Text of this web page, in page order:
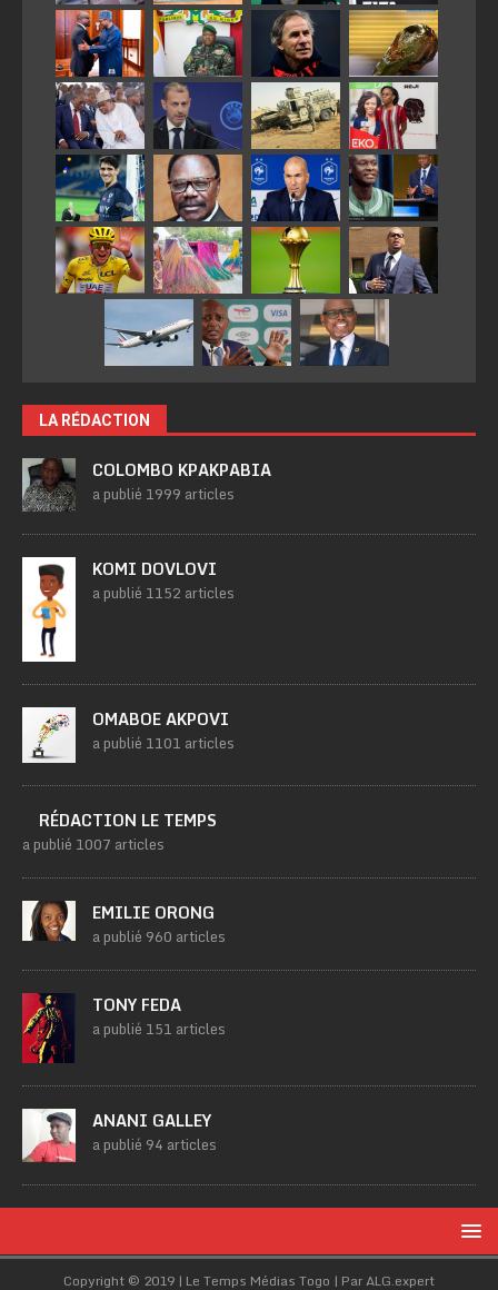
LA RÉDACTION
COLOMBO KPAKPABIA
a publié 1999 articles
KOMI DOVLOVI
a publié 1152 articles
OMABOE AKPOVI
a publié 1101 articles
RÉDACTION LE TEMPS
a publié 1007 articles
EMILIE ORONG
a publié 960 articles
TONY FEDA
a publié 151 articles
ANANI GALLEY
a publié 94 articles
Copyright © 2019 | Le Temps Médias Togo | Par ALG.expert